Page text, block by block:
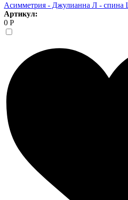
Асимметрия - Джулианна Л - спина
Артикул:
0 Р